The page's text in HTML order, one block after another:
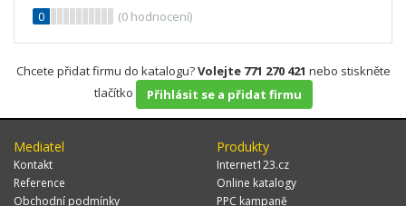
0
(0 hodnocení)
Chcete přidat firmu do katalogu?Volejte 771 270 421 nebo stiskněte
tlačítko
Přihlásit se a přidat firmu
Mediatel
Kontakt
Reference
Obchodní podmínky
Produkty
Internet123.cz
Online katalogy
PPC kampaně